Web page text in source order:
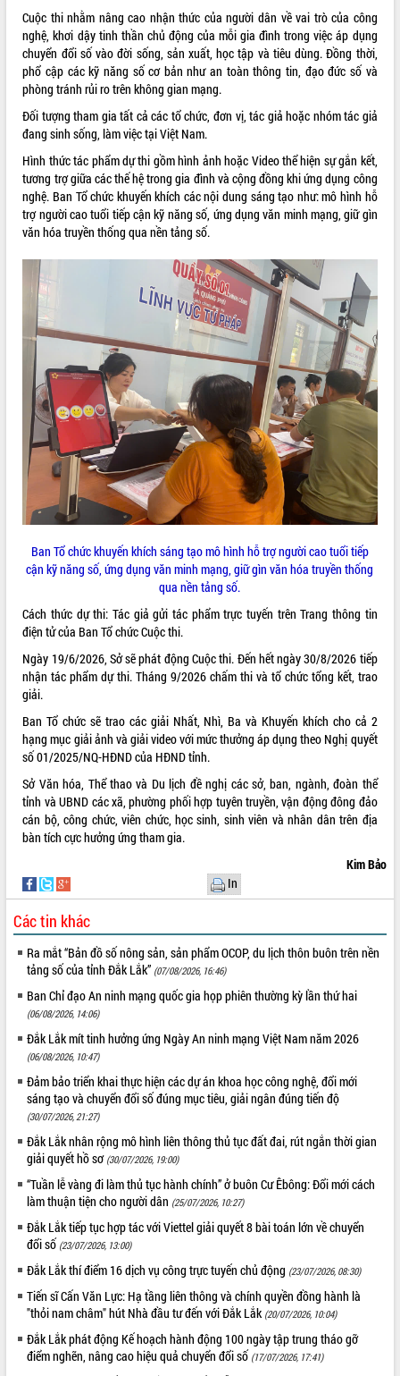
VIDEO
Loading the player...
Khám bệnh, cấp phát thuốc miễn phí
và tặng quà người dân xã Cư Pui
Hội nghị UBND tỉnh Đắk Lắk thường kỳ
tháng 7/2026
Lễ truy tặng danh hiệu “Bà Mẹ Việt
Nam Anh hùng” và trao Huân chương
Lao động
UBND tỉnh Đắk Lắk triển khai nhiệm
vụ 6 tháng cuối năm 2026
Kỳ họp thứ Hai, Hội đồng nhân dân
tỉnh khóa XI quyết nghị nhiều nội dung
quan trọng
Bí thư Tỉnh ủy Lương Nguyễn Minh
Triết thăm, tặng quà người có công với
Rà soát, hoàn thiện hệ thống thiết chế
văn hóa, thể thao đáp ứng yêu cầu
Thường trực HĐND tỉnh Đắk Lắk gặp
mặt Đoàn chuyên gia y tế TP. Hồ Chí
Lễ truy điệu và an táng hài cốt liệt sĩ
tại Nghĩa trang Liệt sĩ xã Sơn Hòa
Bàn giải pháp tháo gỡ khó khăn trong
xuất khẩu sầu riêng và triển khai quy
định EUDR
trường Nguyễn Hoàng Hiệp khảo sát
vùng trồng và doanh nghiệp đóng gói
sầu riêng tại Đắk Lắk
Trình diễn nghệ thuật chế biến các
Đắk Lắk công bố Quy hoạch và xúc
tiến đầu tư tỉnh
Ngành cá ngừ Đắk Lắk chủ động thích
ứng để giữ vững thị trường xuất khẩu
Diễn đàn Kinh tế tư nhân Việt Nam đột
Đề án 06 tạo bước ngoặt đột phá trong
cải cách hành chính tỉnh Đắk Lắk
Kết nối tour, đẩy mạnh chuyển đổi số
để phát triển du lịch Đắk Lắk
Khởi động Dự án Đầu tư xây dựng hạ
tầng kỹ thuật Cụm công nghiệp Tân
Tiến
Gặp mặt các cơ quan báo chí nhân Kỷ
niệm 101 năm Ngày Báo chí Cách
mạng Việt Nam
Đắk Lắk sơ kết 4 năm triển khai thực
hiện Đề án 06 của Chính phủ
Họp báo thông tin về Hội nghị Công bố
Quy hoạch và Xúc tiến đầu tư tỉnh Đắk
Lắk
Khơi thông điểm nghẽn, đẩy nhanh
giải ngân vốn khắc phục thiên tai
HĐND tỉnh thông qua điều chỉnh Quy
hoạch tỉnh thời kỳ 2021-2030
ALBUM ẢNH
LIÊN KẾT WEB
THỐNG KÊ TRUY CẬP
Hôm nay:
Tất cả:
66074308
Cuộc thi nhằm nâng cao nhận thức của người dân về vai trò của công
nghệ, khơi dậy tinh thần chủ động của mỗi gia đình trong việc áp dụng
chuyển đổi số vào đời sống, sản xuất, học tập và tiêu dùng. Đồng thời,
phổ cập các kỹ năng số cơ bản như an toàn thông tin, đạo đức số và
phòng tránh rủi ro trên không gian mạng.
Đối tượng tham gia tất cả các tổ chức, đơn vị, tác giả hoặc nhóm tác giả
đang sinh sống, làm việc tại Việt Nam.
Hình thức tác phẩm dự thi gồm hình ảnh hoặc Video thể hiện sự gắn kết,
tương trợ giữa các thế hệ trong gia đình và cộng đồng khi ứng dụng công
nghệ. Ban Tổ chức khuyến khích các nội dung sáng tạo như: mô hình hỗ
trợ người cao tuổi tiếp cận kỹ năng số, ứng dụng văn minh mạng, giữ gìn
văn hóa truyền thống qua nền tảng số.
Ban Tổ chức khuyến khích sáng tạo mô hình hỗ trợ người cao tuổi tiếp
cận kỹ năng số, ứng dụng văn minh mạng, giữ gìn văn hóa truyền thống
qua nền tảng số.
Cách thức dự thi: Tác giả gửi tác phẩm trực tuyến trên Trang thông tin
điện tử của Ban Tổ chức Cuộc thi.
Ngày 19/6/2026, Sở sẽ phát động Cuộc thi. Đến hết ngày 30/8/2026 tiếp
nhận tác phẩm dự thi. Tháng 9/2026 chấm thi và tổ chức tổng kết, trao
giải.
Ban Tổ chức sẽ trao các giải Nhất, Nhì, Ba và Khuyến khích cho cả 2
hạng mục giải ảnh và giải video với mức thưởng áp dụng theo Nghị quyết
số 01/2025/NQ-HĐND của HĐND tỉnh.
Sở Văn hóa, Thể thao và Du lịch đề nghị các sở, ban, ngành, đoàn thể
tỉnh và UBND các xã, phường phối hợp tuyên truyền, vận động đông đảo
cán bộ, công chức, viên chức, học sinh, sinh viên và nhân dân trên địa
bàn tích cực hưởng ứng tham gia.
Kim Bảo
In
Các tin khác
Ra mắt “Bản đồ số nông sản, sản phẩm OCOP, du lịch thôn buôn trên nền
tảng số của tỉnh Đắk Lắk” (07/08/2026, 16:46)
Ban Chỉ đạo An ninh mạng quốc gia họp phiên thường kỳ lần thứ hai
(06/08/2026, 14:06)
Đắk Lắk mít tinh hưởng ứng Ngày An ninh mạng Việt Nam năm 2026
(06/08/2026, 10:47)
Đảm bảo triển khai thực hiện các dự án khoa học công nghệ, đổi mới
sáng tạo và chuyển đổi số đúng mục tiêu, giải ngân đúng tiến độ
(30/07/2026, 21:27)
Đắk Lắk nhân rộng mô hình liên thông thủ tục đất đai, rút ngắn thời gian
giải quyết hồ sơ (30/07/2026, 19:00)
“Tuần lễ vàng đi làm thủ tục hành chính” ở buôn Cư Êbông: Đổi mới cách
làm thuận tiện cho người dân (25/07/2026, 10:27)
Đắk Lắk tiếp tục hợp tác với Viettel giải quyết 8 bài toán lớn về chuyển
đổi số (23/07/2026, 13:00)
Đắk Lắk thí điểm 16 dịch vụ công trực tuyến chủ động (23/07/2026, 08:30)
Tiến sĩ Cấn Văn Lực: Hạ tầng liên thông và chính quyền đồng hành là
"thỏi nam châm" hút Nhà đầu tư đến với Đắk Lắk (20/07/2026, 10:04)
Đắk Lắk phát động Kế hoạch hành động 100 ngày tập trung tháo gỡ
điểm nghẽn, nâng cao hiệu quả chuyển đổi số (17/07/2026, 17:41)